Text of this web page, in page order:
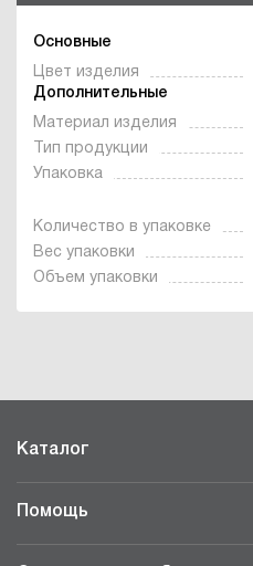
Основные
Цвет изделия
Дополнительные
Материал изделия
Тип продукции
Упаковка
Количество в упаковке
Вес упаковки
Объем упаковки
Каталог
Помощь